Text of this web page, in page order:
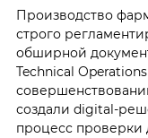
Производство
строго
обширной
Technical
создали digital-
процесс проверки